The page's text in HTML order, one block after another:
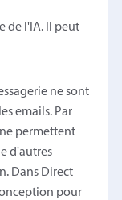
de l'IA. Il peut
ne sont
emails. Par
permettent
d'autres
Dans Direct
pour